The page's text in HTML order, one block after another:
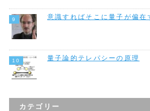
意識すればそこに量子が偏在
量子論的テレパシーの原理
カテゴリー